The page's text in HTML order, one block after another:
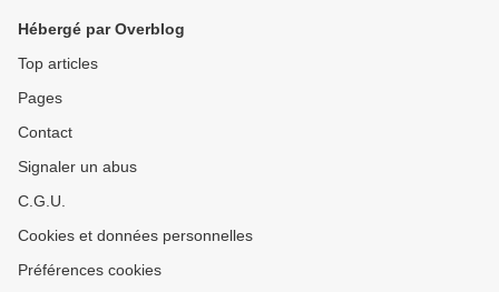
Hébergé par Overblog
Top articles
Pages
Contact
Signaler un abus
C.G.U.
Cookies et données personnelles
Préférences cookies